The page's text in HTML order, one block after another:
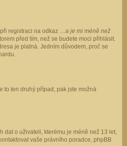
registraci na odkaz …a je mi méně než
před tím, než se budete moci přihlásit.
je platná. Jedním důvodem, proč se
to ten druhý případ, pak jste možná
dat o uživateli, kterému je méně než 13 let,
vaše právního poradce, phpBB